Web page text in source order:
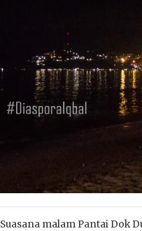
Suasana malam Pantai Dok